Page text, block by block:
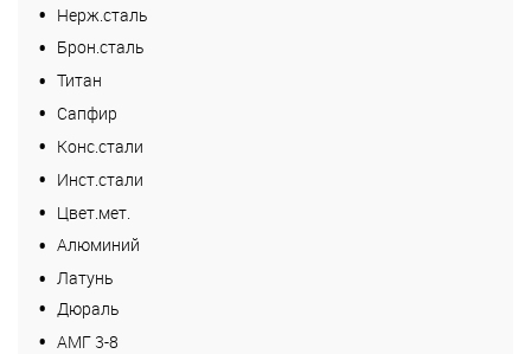
Нерж.сталь
Брон.сталь
Титан
Сапфир
Конс.стали
Инст.стали
Цвет.мет.
Алюминий
Латунь
Дюраль
АМГ 3-8